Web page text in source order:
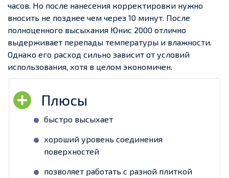
часов. Но после нанесения корректировки нужно
вносить не позднее чем через 10 минут. После
полноценного высыхания Юнис 2000 отлично
выдерживает перепады температуры и влажности.
Однако его расход сильно зависит от условий
использования, хотя в целом экономичен.
быстро высыхает
хороший уровень соединения
поверхностей
позволяет работать с разной плиткой